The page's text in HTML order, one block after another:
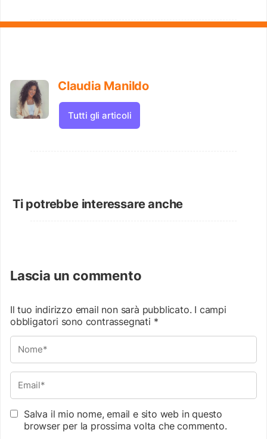
Claudia Manildo
Tutti gli articoli
Ti potrebbe interessare anche
Lascia un commento
Il tuo indirizzo email non sarà pubblicato. I campi
obbligatori sono contrassegnati *
Salva il mio nome, email e sito web in questo
browser per la prossima volta che commento.